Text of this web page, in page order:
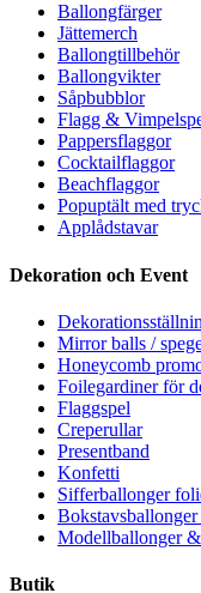
Ballongfärger
Jättemerch
Ballongtillbehör
Ballongvikter
Såpbubblor
Flagg &
Pappersflaggor
Cocktailflaggor
Beachflaggor
Popuptält med
Applådstavar
Dekoration och Event
Mirror balls /
Honeycomb
Foilegardiner för
Flaggspel
Creperullar
Presentband
Konfetti
Sifferballonger
Modellballonger
Butik